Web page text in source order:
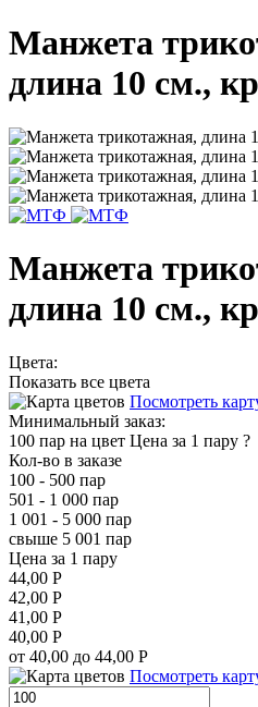
Манжета
длина 10 см.,
Манжета
длина 10 см.,
Цвета:
Показать все цвета
Посмотреть
Минимальный заказ:
100 пар на цвет Цена за 1 пару ?
Кол-во в заказе
100 - 500 пар
501 - 1 000 пар
1 001 - 5 000 пар
свыше 5 001 пар
Цена за 1 пару
44,00 Р
42,00 Р
41,00 Р
40,00 Р
от 40,00 до 44,00 Р
Посмотреть